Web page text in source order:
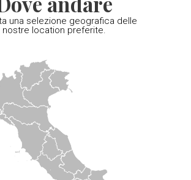
una selezione geografica delle
nostre location preferite.